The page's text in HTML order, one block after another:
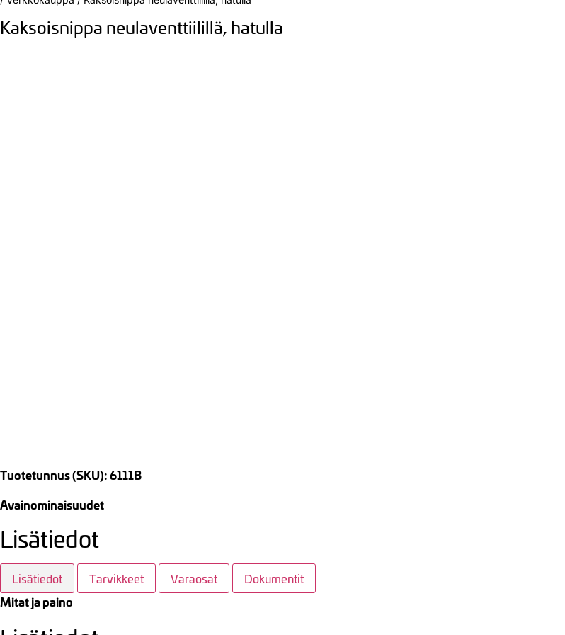
Kaksoisnippa neulaventtiilillä, hatulla
Tuotetunnus (SKU): 6111B
Avainominaisuudet
Lisätiedot
Lisätiedot Tarvikkeet Varaosat Dokumentit
Mitat ja paino